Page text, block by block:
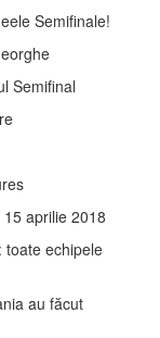
Semifinale!
Semifinal
aprilie 2018
toate echipele
au făcut